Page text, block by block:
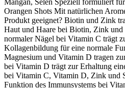
Orangen Shots Mit natürlichen
Produkt geeignet? Biotin und Zink
Haut und Haare bei Biotin, Zink und
normaler Nägel bei Vitamin C trägt
Kollagenbildung für eine normale
Magnesium und Vitamin D tragen
bei Vitamin D trägt zur Erhaltung
bei Vitamin C, Vitamin D, Zink und
Funktion des Immunsystems bei